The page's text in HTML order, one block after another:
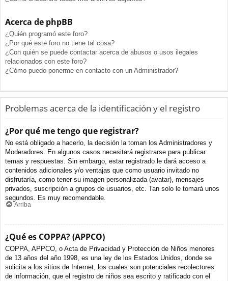
Acerca de phpBB
¿Quién programó este foro?
¿Por qué este foro no tiene tal cosa?
¿Con quién se puede contactar acerca de abusos o usos ilegales
relacionados con este foro?
¿Cómo puedo ponerme en contacto con un Administrador?
Problemas acerca de la identificación y el registro
¿Por qué me tengo que registrar?
No está obligado a hacerlo, la decisión la toman los Administradores y
Moderadores. En algunos casos necesitará registrarse para publicar
temas y respuestas. Sin embargo, estar registrado le dará acceso a
contenidos adicionales y/o ventajas que como usuario invitado no
disfrutaría, como tener su imagen personalizada (avatar), mensajes
privados, suscripción a grupos de usuarios, etc. Tan solo le tomará unos
segundos. Es muy recomendable.
Arriba
¿Qué es COPPA? (APPCO)
COPPA, APPCO, o Acta de Privacidad y Protección de Niños menores
de 13 años del año 1998, es una ley de los Estados Unidos, donde se
solicita a los sitios de Internet, los cuales son potenciales recolectores
de información, que el registro de niños sea escrito y ratificado con el